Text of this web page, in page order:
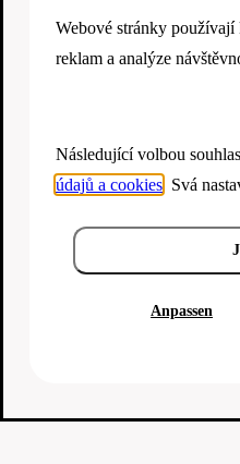
Webové stránky
reklam a analýze
Následující volbou
údajů a cookies . Svá
Anpassen